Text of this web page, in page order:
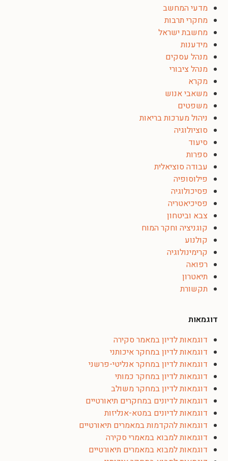
מדעי המחשב
מחקרי תרבות
מחשבת ישראל
מידענות
מנהל עסקים
מנהל ציבורי
מקרא
משאבי אנוש
משפטים
ניהול מערכות בריאות
סוציולוגיה
סיעוד
ספרות
עבודה סוציאלית
פילוסופיה
פסיכולוגיה
פסיכיאטריה
צבא וביטחון
קוגניציה וחקר המוח
קולנוע
קרימינולוגיה
רפואה
תיאטרון
תקשורת
דוגמאות
דוגמאות לדיון במאמר סקירה
דוגמאות לדיון במחקר איכותני
דוגמאות לדיון במחקר אנליטי-פרשני
דוגמאות לדיון במחקר כמותי
דוגמאות לדיון במחקר משולב
דוגמאות לדיונים במחקרים תיאורטיים
דוגמאות לדיונים במטא-אנליזות
דוגמאות להקדמות במאמרים תיאורטיים
דוגמאות למבוא במאמרי סקירה
דוגמאות למבוא במאמרים תיאורטיים